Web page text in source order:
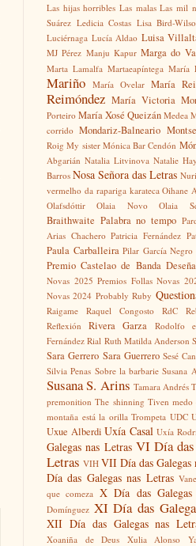
Las hijas horribles Las malas Las mil
Suárez Ledicia Costas Lisa Bird-
Luciérnaga Lucía Aldao Luisa
MJ Pérez Manju Kapur Marga do
Marta Lamalfa Martaeapíntega María
Mariño María Ovelar María
Reimóndez María Victoria
Porteiro María Xosé Queizán Medea
corrido Mondariz-Balneario
Roig My sister Mónica Bar Cendón
Abgarián Natalia Litvinova Natalie
Barros Nosa Señora das Letras
vermelho da rapariga karateca Oihane
Olafsdóttir
Olaia Novo Olaia
Braithwaite Palabra no tempo
Arias Chachero Patricia Fernández
Paula Carballeira Pilar García Negro
Premio Castelao de Banda
Novas 2025 Premios Follas Novas
Novas 2024 Probably Ruby
Raigame Raquel Congosto RdC
Reflexión
Rivera Garza Rodolfo
Fernández Rial Ruth Matilda Anderson
Sara Gerrero Sara Guerrero Sesé
Silvia Penas Sobre la barbarie Susana
Susana S. Arins Tamara Andrés
premonition The shinning Tiven medo
montaña está la orilla Trompeta UDC
Uxue Alberdi Uxía Casal Uxía
Galegas nas Letras VI Día das
Letras VIH VII Día das Galegas
Día das Galegas nas Letras
que comeza X Día das Galegas
Domínguez XI Día das
XII Día das Galegas nas
Xoaniña de Deus Xulia Alonso